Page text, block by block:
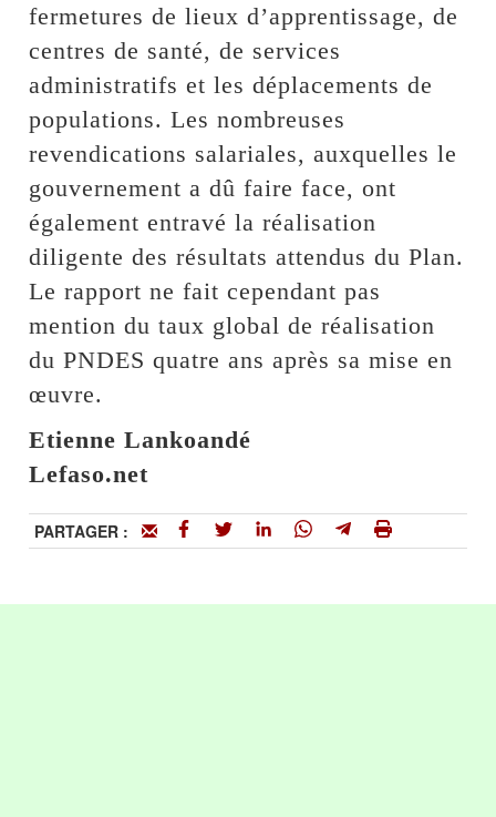
fermetures de lieux d’apprentissage, de
centres de santé, de services
administratifs et les déplacements de
populations. Les nombreuses
revendications salariales, auxquelles le
gouvernement a dû faire face, ont
également entravé la réalisation
diligente des résultats attendus du Plan.
Le rapport ne fait cependant pas
mention du taux global de réalisation
du PNDES quatre ans après sa mise en
œuvre.
Etienne Lankoandé
Lefaso.net
PARTAGER :